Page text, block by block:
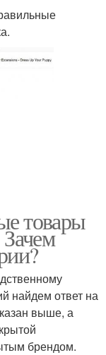
товары
найдем ответ на
выше, а
брендом.